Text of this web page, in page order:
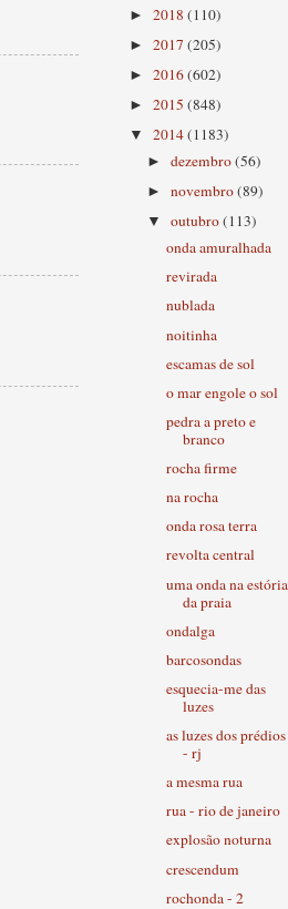
► 2018 (110)
► 2017 (205)
► 2016(602)
► 2015 (848)
▼ 2014(1183)
►dezembro(56)
►novembro(89)
▼outubro(113)
onda amuralhada
revirada
nublada
noitinha
escamas de sol
o mar engole o sol
pedra a preto e
branco
rocha firme
na rocha
onda rosa terra
revolta central
uma onda na estória
da praia
ondalga
barcosondas
esquecia-me das
luzes
as luzes dos prédios
- rj
a mesma rua
rua - rio de janeiro
explosão noturna
crescendum
rochonda - 2